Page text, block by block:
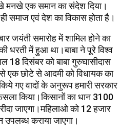
मनखे एक समान का संदेश दिया।
समाज एवं देश का विकास होता है।
जयंती समारोह में शामिल होने का
धरती में हुआ था।बाबा ने पूरे विश्व
18 दिसंबर को बाबा गुरुघासीदास
एक छोटे से आदमी को विधायक का
किये गए वादों के अनुरूप हमारी सरकार
किया।किसानों का धान 3100
जाएगा।महिलाओ को 12 हजार
कराया जाएगा।